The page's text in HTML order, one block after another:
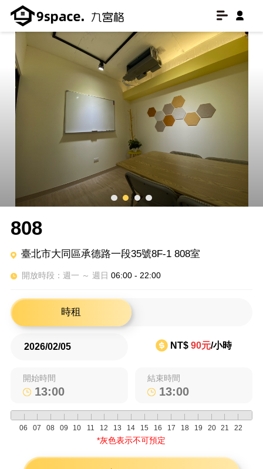
808
臺北市大同區承德路一段35號8F-1 808室
開放時段：週一 ～ 週日06:00 - 22:00
時租
NT$90元/小時
開始時間 結束時間
06 07 08 09 10 11 12 13 14 15 16 17 18 19 20 21 22
*灰色表示不可預定